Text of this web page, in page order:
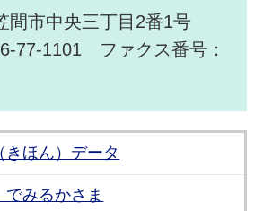
市中央三丁目2番1号
77-1101 ファクス番号：
ほん）データ
みるかさま